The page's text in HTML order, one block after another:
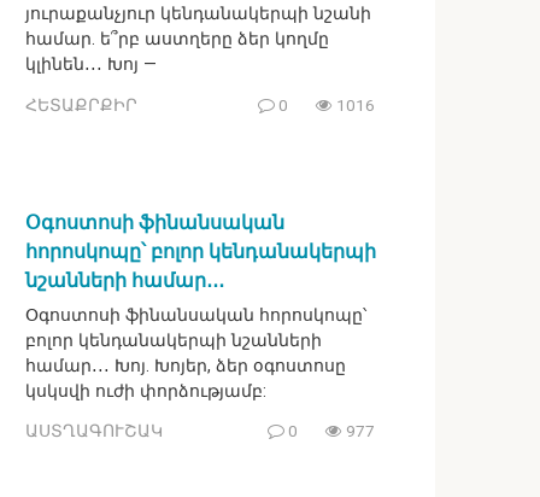
յուրաքանչյուր կենդանակերպի նշանի
համար. ե՞րբ աստղերը ձեր կողմը
կլինեն․․․ Խոյ —
ՀԵՏԱՔՐՔԻՐ 0 1016
Օգոստոսի ֆինանսական
հորոսկոպը՝ բոլոր կենդանակերպի
նշանների համար․․․
Օգոստոսի ֆինանսական հորոսկոպը՝
բոլոր կենդանակերպի նշանների
համար․․․ Խոյ. Խոյեր, ձեր օգոստոսը
կսկսվի ուժի փորձությամբ:
ԱՍՏՂԱԳՈՒՇԱԿ 0 977